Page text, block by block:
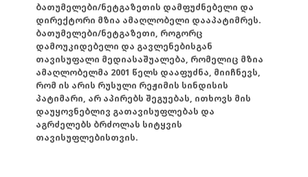
ბათუმელები/ნეტგაზეთის დამფუძნებელი და
დირექტორი მზია ამაღლობელი დააპატიმრეს.
ბათუმელები/ნეტგაზეთი, როგორც
დამოუკიდებელი და გავლენებისგან
თავისუფალი მედიასაშუალება, რომელიც მზია
ამაღლობელმა 2001 წელს დააფუძნა, მიიჩნევს,
რომ ის არის რუსული რეჟიმის სინდისის
პატიმარი, არ აპირებს შეგუებას, ითხოვს მის
დაუყოვნებლივ გათავისუფლებას და
აგრძელებს ბრძოლას სიტყვის
თავისუფლებისთვის.